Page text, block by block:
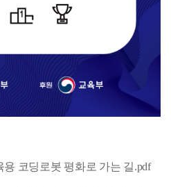
용 코딩로봇 평화로 가는 길.pdf